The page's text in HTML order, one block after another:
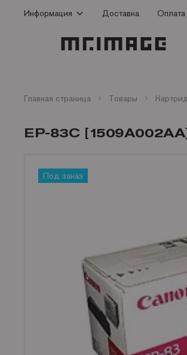
Информация
Доставка
Сертификаты
Контакты
Доставка Оплата
Главная страница Товары
EP-83C
Под заказ